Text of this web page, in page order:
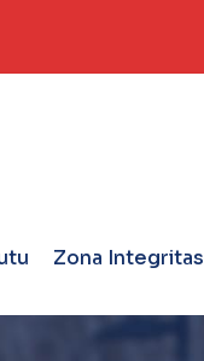
Zona Integritas